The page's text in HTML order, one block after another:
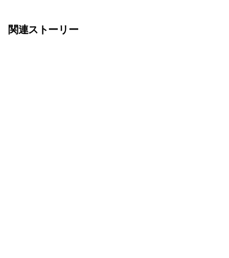
関連ストーリー